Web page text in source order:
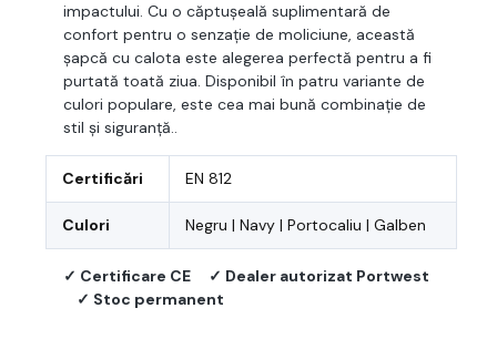
impactului. Cu o căptușeală suplimentară de
confort pentru o senzație de moliciune, această
șapcă cu calota este alegerea perfectă pentru a fi
purtată toată ziua. Disponibil în patru variante de
culori populare, este cea mai bună combinație de
stil și siguranță..
Certificări EN 812
Culori Negru | Navy | Portocaliu | Galben
✓ Certificare CE
✓ Dealer autorizat Portwest
✓ Stoc permanent